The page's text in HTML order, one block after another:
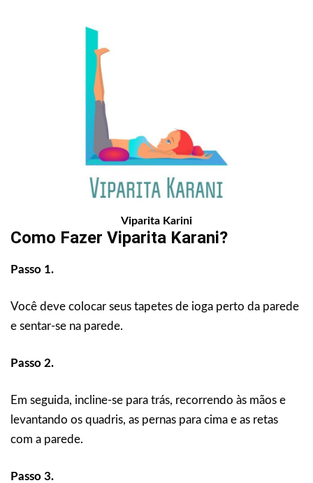
Viparita Karini
Como Fazer Viparita Karani?
Passo 1.
Você deve colocar seus tapetes de ioga perto da parede
e sentar-se na parede.
Passo 2.
Em seguida, incline-se para trás, recorrendo às mãos e
levantando os quadris, as pernas para cima e as retas
com a parede.
Passo 3.